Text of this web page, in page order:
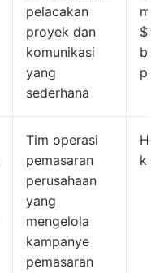
pelacakan
proyek dan
komunikasi
yang
sederhana
Tim operasi
pemasaran
perusahaan
yang
mengelola
kampanye
pemasaran